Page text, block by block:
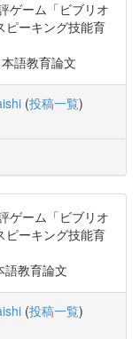
ゲーム「ビブリオ
ーキング技能育
語教育論文
(投稿一覧)
ゲーム「ビブリオ
ーキング技能育
語教育論文
(投稿一覧)